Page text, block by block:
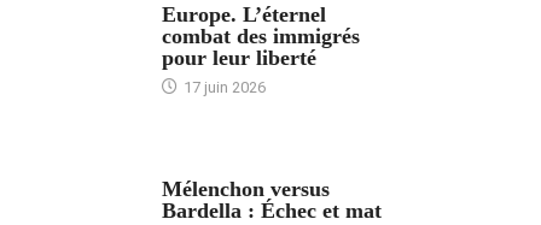
Europe. L’éternel
combat des immigrés
pour leur liberté
17 juin 2026
Mélenchon versus
Bardella : Échec et mat